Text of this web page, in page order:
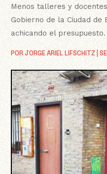
PORJORGE ARIEL LIFSCHITZ |
Menos talleres y
Gobierno de la Ciudad de
achicando el presupuesto.